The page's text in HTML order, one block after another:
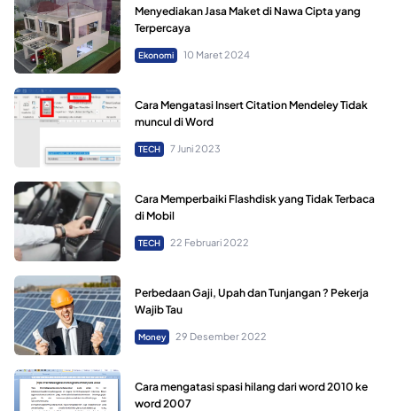
Menyediakan Jasa Maket di Nawa Cipta yang
Terpercaya
Ekonomi 10 Maret 2024
Cara Mengatasi Insert Citation Mendeley Tidak
muncul di Word
TECH 7 Juni 2023
Cara Memperbaiki Flashdisk yang Tidak Terbaca
di Mobil
TECH 22 Februari 2022
Perbedaan Gaji, Upah dan Tunjangan ? Pekerja
Wajib Tau
Money 29 Desember 2022
Cara mengatasi spasi hilang dari word 2010 ke
word 2007